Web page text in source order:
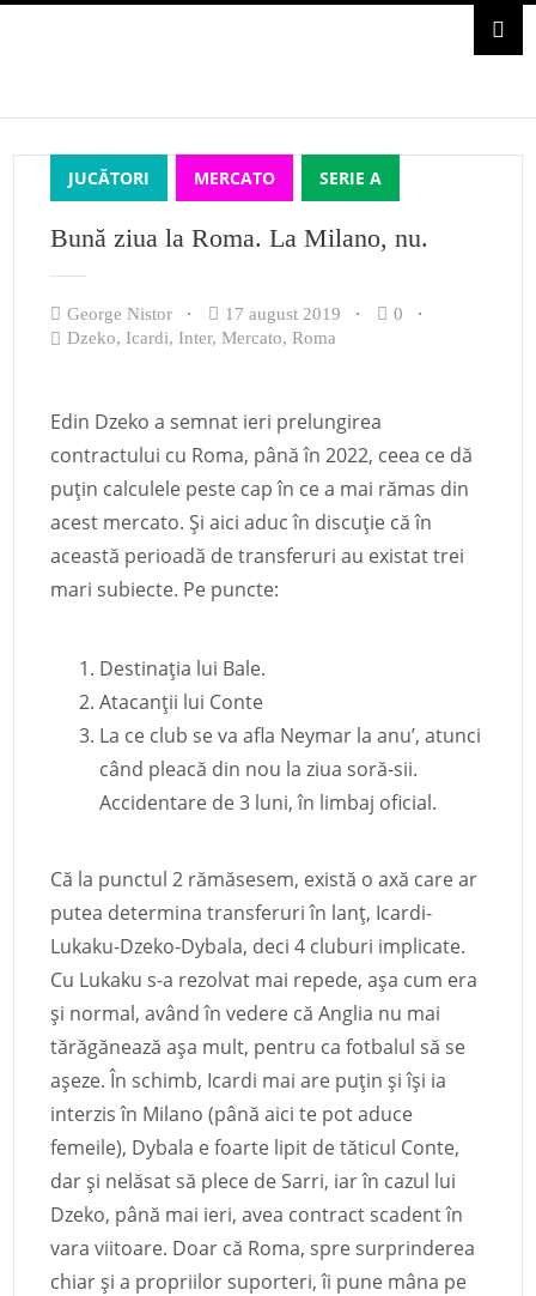
JUCĂTORI MERCATO SERIE A
Bună ziua la Roma. La Milano, nu.
George Nistor 17 august 2019
0
Dzeko, Icardi, Inter,Mercato,Roma
Edin Dzeko a semnat ieri prelungirea
contractului cu Roma, până în 2022, ceea ce dă
puțin calculele peste cap în ce a mai rămas din
acest mercato. Și aici aduc în discuție că în
această perioadă de transferuri au existat trei
mari subiecte. Pe puncte:
Destinația lui Bale.
Atacanții lui Conte
La ce club se va afla Neymar la anu’, atunci
când pleacă din nou la ziua soră-sii.
Accidentare de 3 luni, în limbaj oficial.
Că la punctul 2 rămăsesem, există o axă care ar
putea determina transferuri în lanț, Icardi-
Lukaku-Dzeko-Dybala, deci 4 cluburi implicate.
Cu Lukaku s-a rezolvat mai repede, așa cum era
și normal, având în vedere că Anglia nu mai
tărăgănează așa mult, pentru ca fotbalul să se
așeze. În schimb, Icardi mai are puțin și își ia
interzis în Milano (până aici te pot aduce
femeile), Dybala e foarte lipit de tăticul Conte,
dar și nelăsat să plece de Sarri, iar în cazul lui
Dzeko, până mai ieri, avea contract scadent în
vara viitoare. Doar că Roma, spre surprinderea
chiar și a propriilor suporteri, îi pune mâna pe